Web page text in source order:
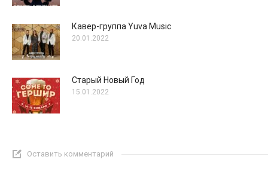
Кавер-группа Yuva Music
20.01.2022
Старый Новый Год
15.01.2022
Оставить комментарий